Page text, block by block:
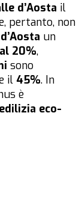
d’Aosta il
pertanto, non
un
20%,
sono
il 45%. In
è
edilizia eco-